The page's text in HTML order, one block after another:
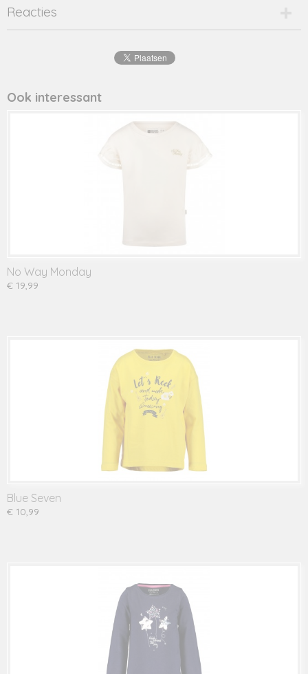
Productcode
2102-11859
Productcode leverancier
Reacties
Ook interessant
No Way Monday
€ 19,99
Blue Seven
€ 10,99